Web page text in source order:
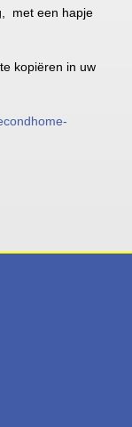
met een hapje
kopiëren in uw